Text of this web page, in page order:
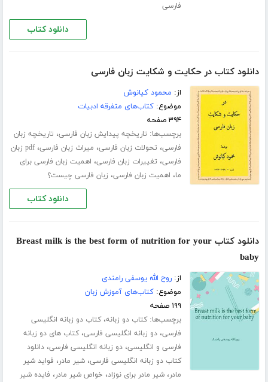
فارسی
دانلود کتاب
دانلود کتاب در حکایت و شکایت زبان فارسی
از: محمود کیانوش
موضوع:کتاب‌های متفرقه ادبیات
۳۹۴ صفحه
برچسب‌ها: تاریخچه پیدایش زبان فارسی، تاریخچه زبان
فارسی، تحولات زبان فارسی، میراث زبان فارسی،
pdf زبان
فارسی، تغییرات زبان فارسی، اهمیت زبان فارسی برای
ما، اهمیت زبان فارسی، زبان فارسی چیست؟
دانلود کتاب
دانلود کتاب Breast milk is the best form of nutrition for your
baby
از:روح الله یوسفی رامندی
موضوع:کتاب‌های آموزش زبان
۱۹۹ صفحه
برچسب‌ها:کتاب دو زبانه،کتاب دو زبانه انگلیسی
فارسی،دو زبانه انگلیسی فارسی،کتاب های دو زبانه
فارسی و انگلیسی،دو زبانه انگلیسی فارسی،دانلود
کتاب دو زبانه انگلیسی فارسی،شیر مادر، فواید شیر
مادر،شیر مادر برای نوزاد، خواص شیر مادر، فایده شیر